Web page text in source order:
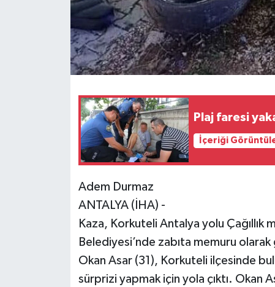
Plaj faresi
İçeriği
Adem Durmaz
ANTALYA (İHA) -
Kaza, Korkuteli Antalya yolu
Belediyesi’nde zabıta memuru
Okan Asar (31), Korkuteli ilçesinde
sürprizi yapmak için yola çıktı. Okan